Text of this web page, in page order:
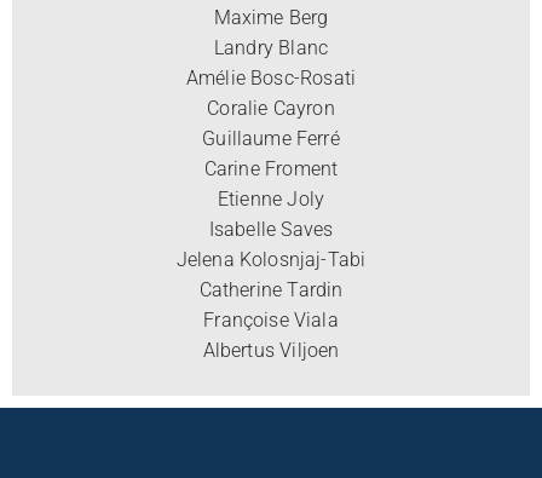
Maxime Berg
Landry Blanc
Amélie Bosc-Rosati
Coralie Cayron
Guillaume Ferré
Carine Froment
Etienne Joly
Isabelle Saves
Jelena Kolosnjaj-Tabi
Catherine Tardin
Françoise Viala
Albertus Viljoen